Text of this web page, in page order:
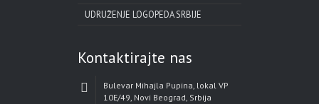
UDRUŽENJE LOGOPEDA SRBIJE
Kontaktirajte nas
Bulevar Mihajla Pupina, lokal VP
10E/49, Novi Beograd, Srbija